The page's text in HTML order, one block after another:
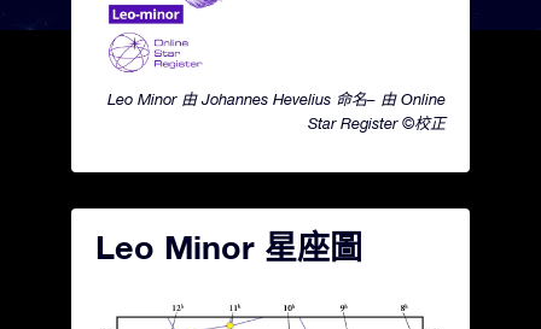
Leo Minor 由 Johannes Hevelius 命名– 由 Online
Star Register ©校正
Leo Minor 星座圖